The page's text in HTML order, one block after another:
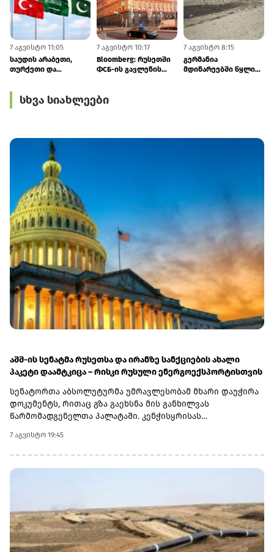
7 აგვისტო 11:05
საუდის არაბეთი,
თურქეთი და
თავდაცვაზე
შეთანხმდნენ
7 აგვისტო 10:17
Bloomberg: რუსეთში
ФСБ-ის გავლენის
7 აგვისტო 8:15
გერმანია
მდინარეებში წყლის
სხვა სიახლეები
აშშ-ის სენატმა რუსეთსა და ირანზე სანქციების ახალი
პაკეტი დაამტკიცა – რისკი რუსული ენერგოექსპორტისთვის
სენატორთა აბსოლუტურმა უმრავლესობამ მხარი დაუჭირა
დოკუმენტს, რითაც გზა გაეხსნა მის განხილვას
წარმომადგენელთა პალატაში. კენჭისყრისას
წინააღმდეგ კანონპროექტზე, სახელწოდებით „ლინდსი ო.
გრემის 2026 წლის სანქციების აქტი რუსეთისა და ირანის
წინააღმდეგ“. საბოლოო დათვლით შედეგი 86 ხმა 11-ის
აშშ-ის პრეზიდენტმა დონალდ ტრამპმა უნდა მოაწეროს
ხელი. უცნობია, როდის განიხილავს კანონპროექტს
პალატა.კანონპროექტის ინიციატორად დასახელებულია
სენატორი ლინდსი გრემი, რომელიც 2026 წლის 11 ივლისს
7 აგვისტო 19:45